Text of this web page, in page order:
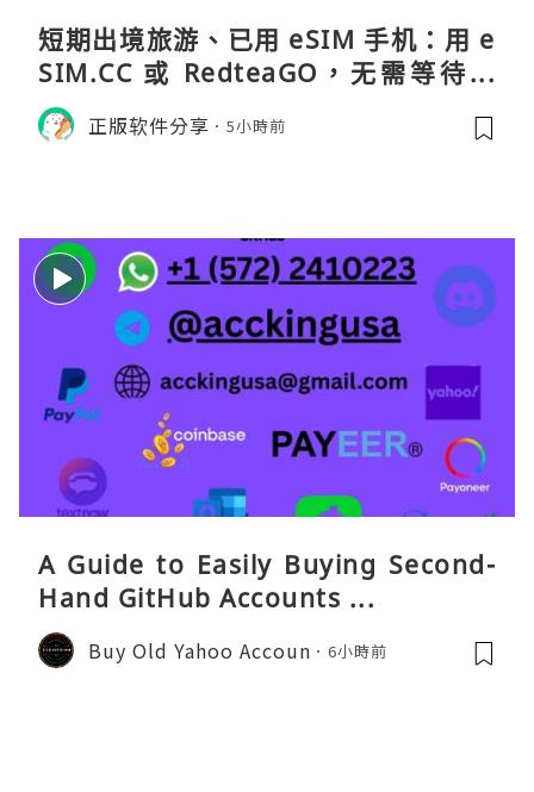
短期出境旅游、已用 eSIM 手机：用 e
SIM.CC 或 RedteaGO，无需等待收
货。需要“当地号码 + 通话短信”（如
打车、外卖、客户联络）：优先 Redt
正版软件分享 5小時前
A Guide to Easily Buying Second-
Hand GitHub Accounts ...
Buy Old Yahoo Accoun 6小時前